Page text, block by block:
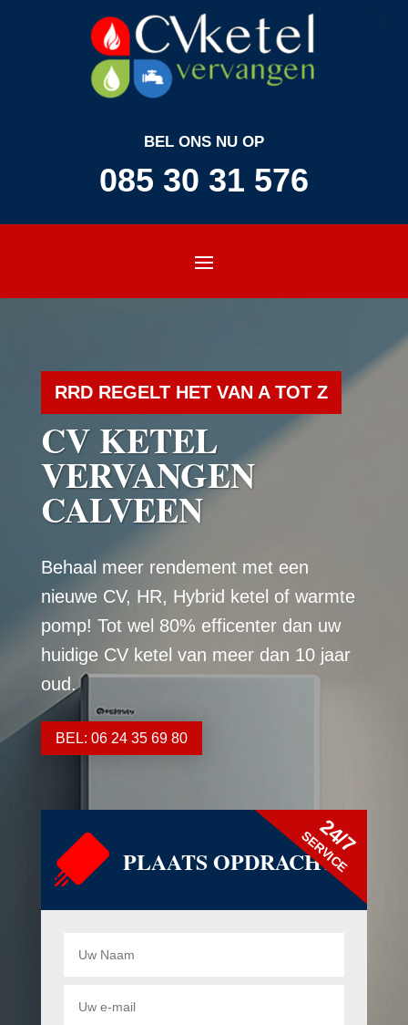
BEL ONS NU OP
085 30 31 576
RRD REGELT HET VAN A TOT Z
CV KETEL
VERVANGEN
CALVEEN
Behaal meer rendement met een
nieuwe CV, HR, Hybrid ketel of warmte
pomp! Tot wel 80% efficenter dan uw
huidige CV ketel van meer dan 10 jaar
oud.
BEL: 06 24 35 69 80
PLAATS OPDRACHT
24/7
SERVICE